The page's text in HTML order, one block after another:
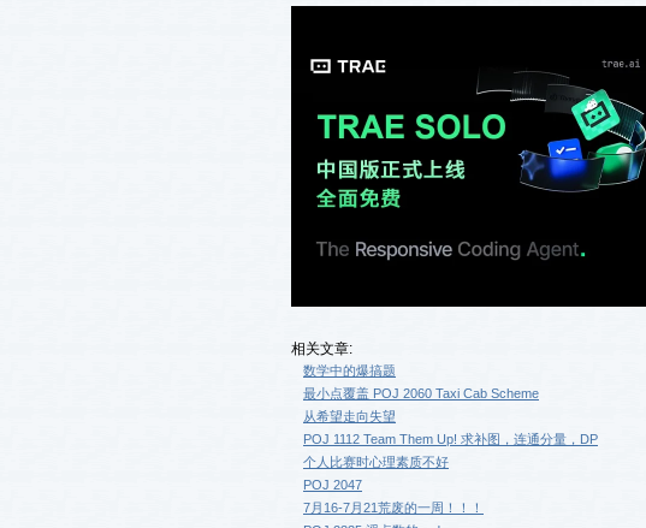
相关文章:
数学中的爆搞题
最小点覆盖 POJ 2060 Taxi Cab Scheme
从希望走向失望
POJ 1112 Team Them Up! 求补图，连通分量，DP
个人比赛时心理素质不好
POJ 2047
7月16-7月21荒废的一周！！！